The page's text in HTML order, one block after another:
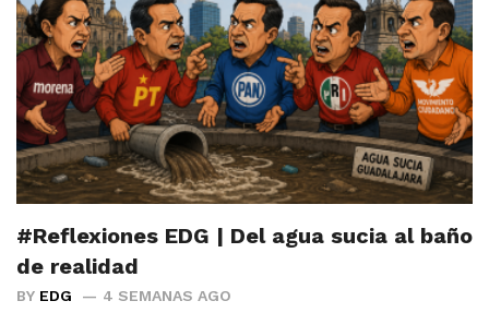
#Reflexiones EDG | Del agua sucia al baño
de realidad
BY EDG 4 SEMANAS AGO